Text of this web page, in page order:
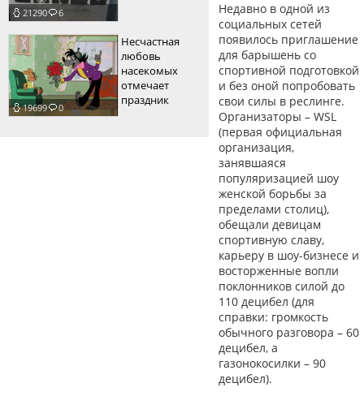
21290 6
19699 0
Несчастная
любовь
насекомых
отмечает
праздник
Недавно в одной из
социальных сетей
появилось приглашение
для барышень со
спортивной подготовкой
и без оной попробовать
свои силы в реслинге.
Организаторы – WSL
(первая официальная
организация,
занявшаяся
популяризацией шоу
женской борьбы за
пределами столиц),
обещали девицам
спортивную славу,
карьеру в шоу-бизнесе и
восторженные вопли
поклонников силой до
110 децибел (для
справки: громкость
обычного разговора – 60
децибел, а
газонокосилки – 90
децибел).